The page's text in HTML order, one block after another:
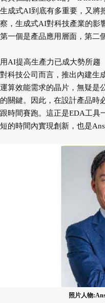
生成式AI到底有多重要，又將
察，生成式AI對科技產業的影
第一個是產品應用層面，第二
用AI提高生產力已成大勢所趨
對科技公司而言，推出內建生
運算效能需求的晶 片，無疑是
的關鍵。因 此，在設計產品時
跟時間賽跑。這正是EDA工具
短的時間內實現創新，也是
照片人物